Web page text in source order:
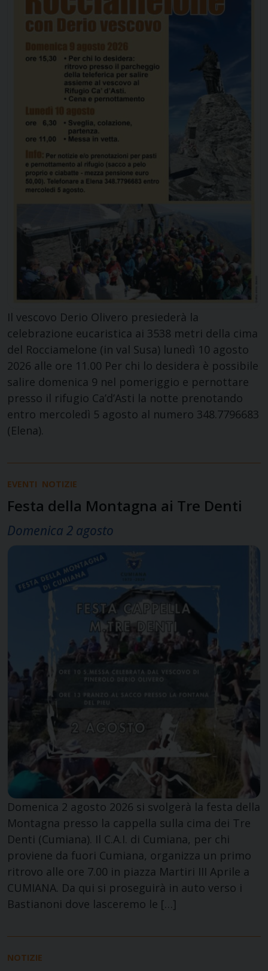
Il vescovo Derio Olivero presiederà la
celebrazione eucaristica ai 3538 metri della cima
del Rocciamelone (in val Susa) lunedì 10 agosto
2026 alle ore 11.00 Per chi lo desidera è possibile
salire domenica 9 nel pomeriggio e pernottare
presso il rifugio Ca’d’Asti la notte prenotando
entro mercoledì 5 agosto al numero 348.7796683
(Elena).
EVENTI NOTIZIE
Festa della Montagna ai Tre Denti
Domenica 2 agosto
Domenica 2 agosto 2026 si svolgerà la festa della
Montagna presso la cappella sulla cima dei Tre
Denti (Cumiana). Il C.A.I. di Cumiana, per chi
proviene da fuori Cumiana, organizza un primo
ritrovo alle ore 7.00 in piazza Martiri III Aprile a
CUMIANA. Da qui si proseguirà in auto verso i
Bastianoni dove lasceremo le […]
NOTIZIE